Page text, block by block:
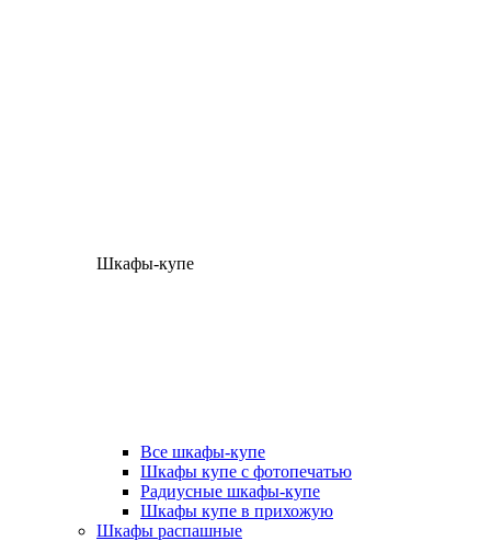
Шкафы-купе
Все шкафы-купе
Шкафы купе с фотопечатью
Радиусные шкафы-купе
Шкафы купе в прихожую
Шкафы распашные